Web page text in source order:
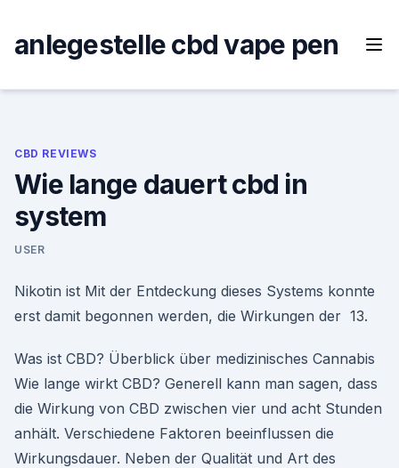
content
anlegestelle cbd vape pen
CBD REVIEWS
Wie lange dauert cbd in
system
USER
Nikotin ist Mit der Entdeckung dieses Systems konnte
erst damit begonnen werden, die Wirkungen der 13.
Was ist CBD? Überblick über medizinisches Cannabis
Wie lange wirkt CBD? Generell kann man sagen, dass
die Wirkung von CBD zwischen vier und acht Stunden
anhält. Verschiedene Faktoren beeinflussen die
Wirkungsdauer. Neben der Qualität und Art des